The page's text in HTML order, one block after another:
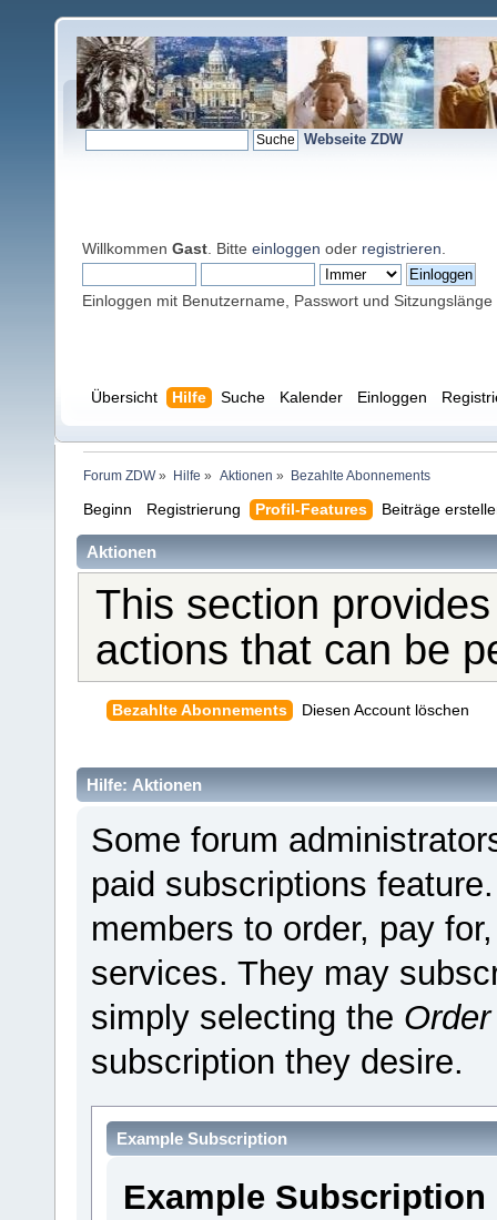
Webseite ZDW
Willkommen Gast . Bitte einloggen oder registrieren
Einloggen mit Benutzername, Passwort und Sitzungslänge
Übersicht Hilfe Suche Kalender Einloggen
Forum ZDW» Hilfe » Aktionen » Bezahlte Abonnements
Beginn Registrierung Profil-Features Beiträge
Aktionen
This section
actions that can be
Bezahlte Abonnements Diesen Account löschen
Hilfe: Aktionen
Some forum
paid subscriptions
members to order, pay
services. They may
simply selecting the Order
subscription they desire.
Example Subscription
Example Subscription